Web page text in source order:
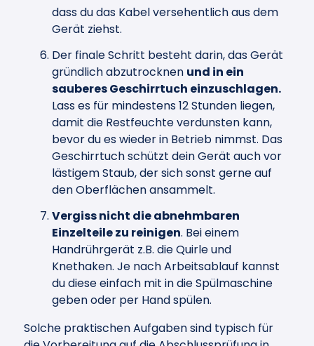
dass du das Kabel versehentlich aus dem
Gerät ziehst.
Der finale Schritt besteht darin, das Gerät
gründlich abzutrocknen und in ein
sauberes Geschirrtuch einzuschlagen.
Lass es für mindestens 12 Stunden liegen,
damit die Restfeuchte verdunsten kann,
bevor du es wieder in Betrieb nimmst. Das
Geschirrtuch schützt dein Gerät auch vor
lästigem Staub, der sich sonst gerne auf
den Oberflächen ansammelt.
Vergiss nicht die abnehmbaren
Einzelteile zu reinigen. Bei einem
Handrührgerät z.B. die Quirle und
Knethaken. Je nach Arbeitsablauf kannst
du diese einfach mit in die Spülmaschine
geben oder per Hand spülen.
Solche praktischen Aufgaben sind typisch für